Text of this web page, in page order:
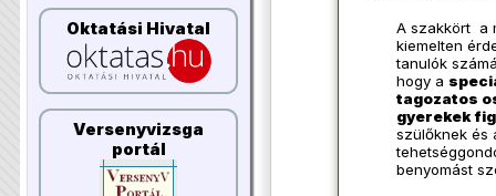
Oktatási Hivatal
Versenyvizsga
portál
A szakkört a
kiemelten
tanulók
hogy a
tagozatos
gyerekek
szülőknek és
benyomást